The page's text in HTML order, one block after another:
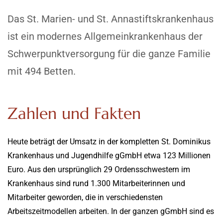
Das St. Marien- und St. Annastiftskrankenhaus
ist ein modernes Allgemeinkrankenhaus der
Schwerpunktversorgung für die ganze Familie
mit 494 Betten.
Zahlen und Fakten
Heute beträgt der Umsatz in der kompletten St. Dominikus
Krankenhaus und Jugendhilfe gGmbH etwa 123 Millionen
Euro. Aus den ursprünglich 29 Ordensschwestern im
Krankenhaus sind rund 1.300 Mitarbeiterinnen und
Mitarbeiter geworden, die in verschiedensten
Arbeitszeitmodellen arbeiten. In der ganzen gGmbH sind es